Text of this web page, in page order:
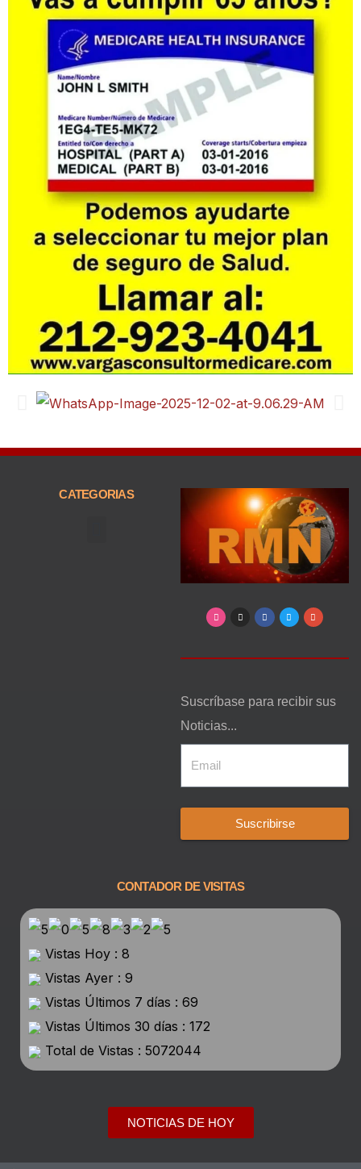
CATEGORIAS
Suscríbase para recibir sus
Noticias...
Suscribirse
CONTADOR DE VISITAS
Vistas Hoy : 8
Vistas Ayer : 9
Vistas Últimos 7 días : 69
Vistas Últimos 30 días : 172
Total de Vistas : 5072044
NOTICIAS DE HOY